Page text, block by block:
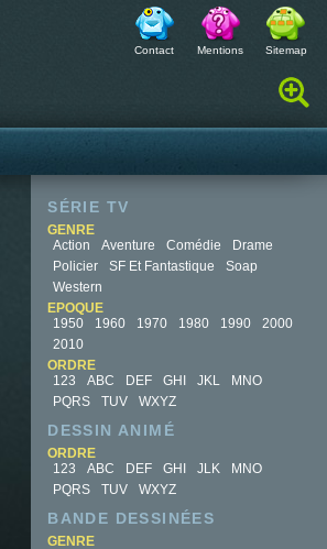
Contact Mentions Sitemap
Rechercher :
SÉRIE TV
GENRE
Action
Aventure Comédie
Drame
Policier
SF Et Fantastique
Soap
Western
EPOQUE
1950
1960 1970 1980 1990
2000
2010
ORDRE
123
ABC DEF GHI JKL
MNO
PQRS
TUV WXYZ
DESSIN ANIMÉ
ORDRE
123
ABC DEF GHI JLK
MNO
PQRS
TUV WXYZ
BANDE DESSINÉES
GENRE